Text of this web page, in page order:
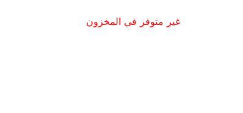
غير متوفر في المخزون